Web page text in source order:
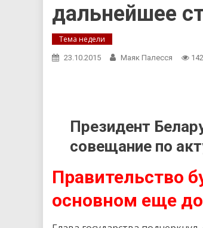
дальнейшее
Тема недели
23.10.2015 Маяк Палесся
Президент
совещание по
Правительство
основном еще